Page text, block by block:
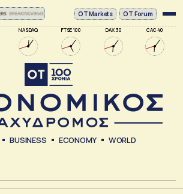
NASDAQ FTSE 100 DAX 30 CAC 40
ΟΤ Markets OT Forum
BUSINESS ECONOMY WORLD